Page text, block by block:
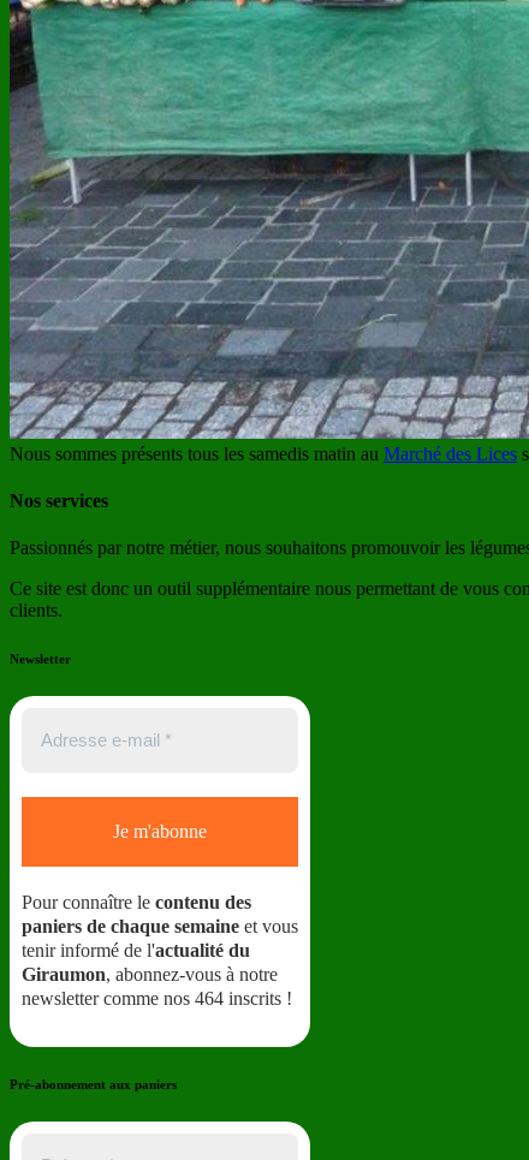
Nous sommes présents tous les samedis matin au Marché des Lices
Nos services
Passionnés par notre métier, nous souhaitons promouvoir les
Ce site est donc un outil supplémentaire nous permettant de vous
clients.
Newsletter
Pour connaître le contenu des
paniers de chaque semaine et vous
tenir informé de l'actualité du
Giraumon, abonnez-vous à notre
newsletter comme nos 464 inscrits !
Pré-abonnement aux paniers